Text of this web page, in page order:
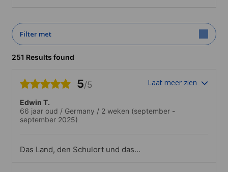
Filter met
251 Results found
5/5 Laat meer zien
Edwin T.
66 jaar oud / Germany / 2 weken (september -
september 2025)
Das Land, den Schulort und das